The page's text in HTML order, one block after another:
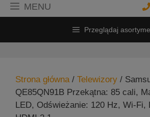
MENU
Przeglądaj
Strona główna/ Telewizory /
QE85QN91B Przekątna: 85 cali,
LED, Odświeżanie: 120 Hz, Wi-Fi,